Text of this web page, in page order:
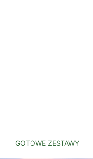
GOTOWE ZESTAWY